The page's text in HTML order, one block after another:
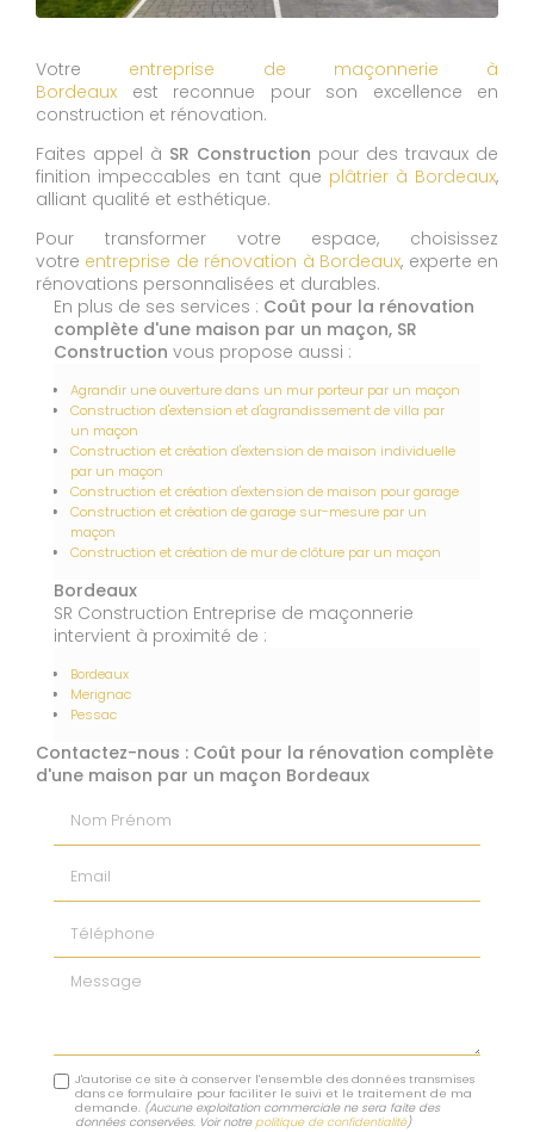
Votre entreprise de maçonnerie à
Bordeaux est reconnue pour son excellence en
construction et rénovation.
Faites appel à SR Construction pour des travaux de
finition impeccables en tant que plâtrier à Bordeaux,
alliant qualité et esthétique.
Pour transformer votre espace, choisissez
votre entreprise de rénovation à Bordeaux, experte en
rénovations personnalisées et durables.
En plus de ses services : Coût pour la rénovation
complète d'une maison par un maçon, SR
Construction vous propose aussi :
Agrandir une ouverture dans un mur porteur par un maçon
Construction d'extension et d'agrandissement de villa par
un maçon
Construction et création d'extension de maison individuelle
par un maçon
Construction et création d'extension de maison pour garage
Construction et création de garage sur-mesure par un
maçon
Construction et création de mur de clôture par un maçon
Bordeaux
SR Construction Entreprise de maçonnerie
intervient à proximité de :
Bordeaux
Merignac
Pessac
Contactez-nous : Coût pour la rénovation complète
d'une maison par un maçon Bordeaux
Message
J'autorise ce site à conserver l'ensemble des données transmises
dans ce formulaire pour faciliter le suivi et le traitement de ma
demande. (Aucune exploitation commerciale ne sera faite des
données conservées. Voir notre politique de confidentialité)